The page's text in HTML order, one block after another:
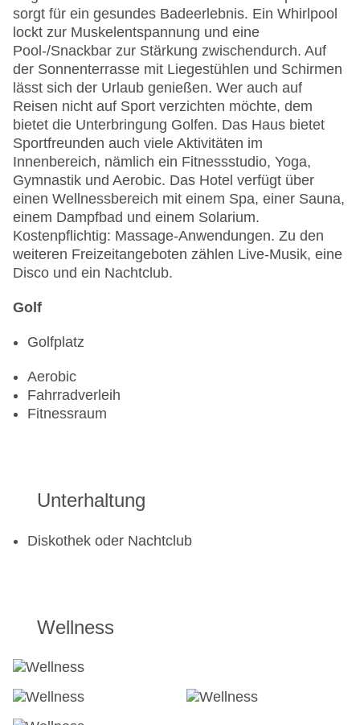
sorgt für ein gesundes Badeerlebnis. Ein Whirlpool
lockt zur Muskelentspannung und eine
Pool-/Snackbar zur Stärkung zwischendurch. Auf
der Sonnenterrasse mit Liegestühlen und Schirmen
lässt sich der Urlaub genießen. Wer auch auf
Reisen nicht auf Sport verzichten möchte, dem
bietet die Unterbringung Golfen. Das Haus bietet
Sportfreunden auch viele Aktivitäten im
Innenbereich, nämlich ein Fitnessstudio, Yoga,
Gymnastik und Aerobic. Das Hotel verfügt über
einen Wellnessbereich mit einem Spa, einer Sauna,
einem Dampfbad und einem Solarium.
Kostenpflichtig: Massage-Anwendungen. Zu den
weiteren Freizeitangeboten zählen Live-Musik, eine
Disco und ein Nachtclub.
Golf
Golfplatz
Aerobic
Fahrradverleih
Fitnessraum
Unterhaltung
Diskothek oder Nachtclub
Wellness